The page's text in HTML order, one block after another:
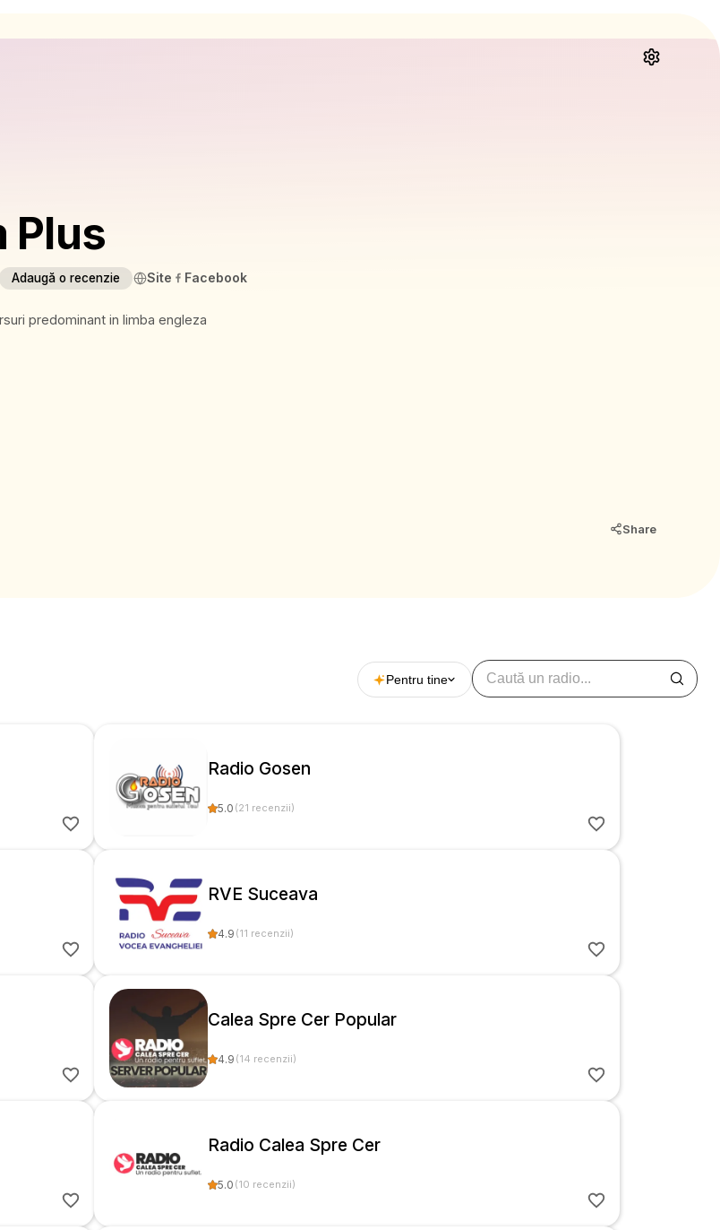
Plus
Adaugă o recenzie Site Facebook
predominant in limba engleza
Share
Pentru tine
Radio Gosen
5.0 (21 recenzii)
RVE Suceava
4.9 (11 recenzii)
Calea Spre Cer Popular
4.9 (14 recenzii)
Radio Calea Spre Cer
5.0 (10 recenzii)